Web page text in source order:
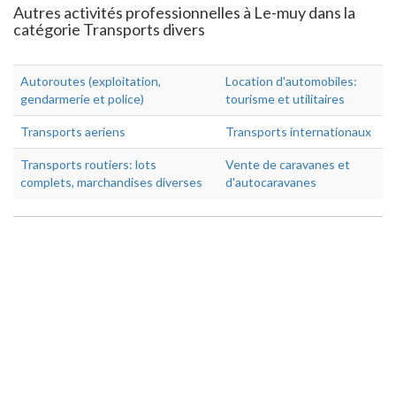
Autres activités professionnelles à Le-muy dans la
catégorie Transports divers
Autoroutes (exploitation,
gendarmerie et police)
Location d'automobiles:
tourisme et utilitaires
Transports aeriens Transports internationaux
Transports routiers: lots
complets, marchandises diverses
Vente de caravanes et
d'autocaravanes